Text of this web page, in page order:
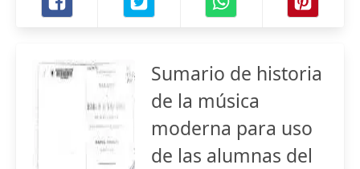
Sumario de historia
de la música
moderna para uso
de las alumnas del